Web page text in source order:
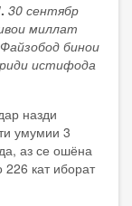
30 сентябр
миллат
бинои
истифода
назди
умумии 3
аз се ошёна
кат иборат